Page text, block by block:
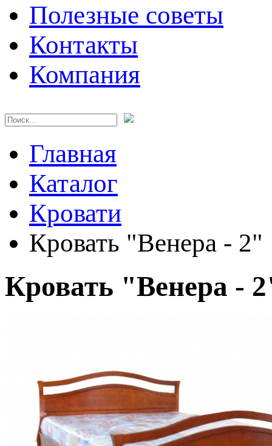
Полезные советы
Контакты
Компания
Главная
Каталог
Кровати
Кровать "Венера - 2"
Кровать "Венера -